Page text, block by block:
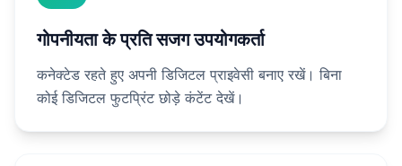
गोपनीयता के प्रति सजग उपयोगकर्ता
कनेक्टेड रहते हुए अपनी डिजिटल प्राइवेसी बनाए रखें। बिना
कोई डिजिटल फुटप्रिंट छोड़े कंटेंट देखें।